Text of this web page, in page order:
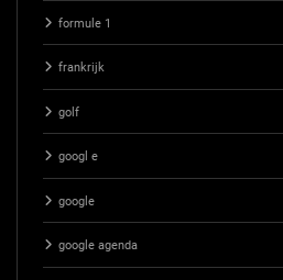
formule 1
frankrijk
golf
googl e
google
google agenda